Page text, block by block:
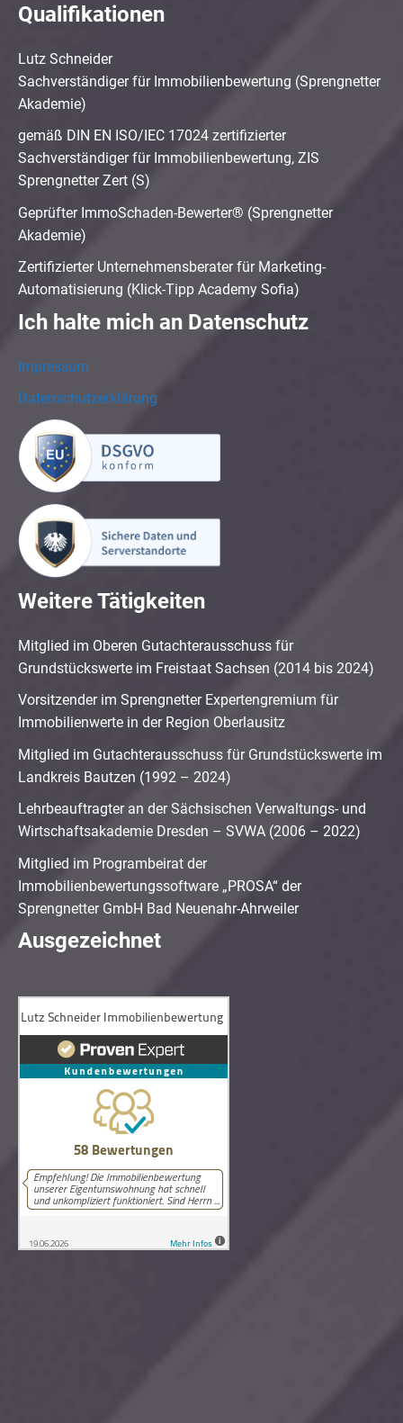
Qualifikationen
Lutz Schneider
Sachverständiger für Immobilienbewertung (Sprengnetter
Akademie)
gemäß DIN EN ISO/IEC 17024 zertifizierter
Sachverständiger für Immobilienbewertung, ZIS
Sprengnetter Zert (S)
Geprüfter ImmoSchaden-Bewerter® (Sprengnetter
Akademie)
Zertifizierter Unternehmensberater für Marketing-
Automatisierung (Klick-Tipp Academy Sofia)
Ich halte mich an Datenschutz
Impressum
Datenschutzerklärung
Weitere Tätigkeiten
Mitglied im Oberen Gutachterausschuss für
Grundstückswerte im Freistaat Sachsen (2014 bis 2024)
Vorsitzender im Sprengnetter Expertengremium für
Immobilienwerte in der Region Oberlausitz
Mitglied im Gutachterausschuss für Grundstückswerte im
Landkreis Bautzen (1992 – 2024)
Lehrbeauftragter an der Sächsischen Verwaltungs- und
Wirtschaftsakademie Dresden – SVWA (2006 – 2022)
Mitglied im Programbeirat der
Immobilienbewertungssoftware „PROSA“ der
Sprengnetter GmbH Bad Neuenahr-Ahrweiler
Ausgezeichnet